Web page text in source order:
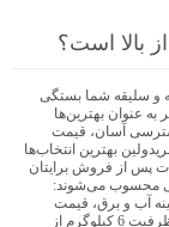
بالا است؟
و سلیقه شما بستگی
عنوان بهترین‌ها
آسان، قیمت
بهترین انتخاب‌ها
پس از فروش برایتان
محسوب می‌شوند:
آب و برق، قیمت
مناسب و خدمات پس از فروش گسترده. مدل TLF-62511 با ظرفیت 6 کیلوگرم از